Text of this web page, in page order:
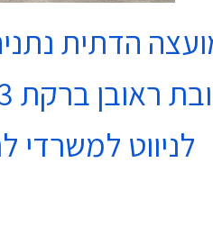
הדתית
ברקת 3 נתניה בקומה 4
לניווט למשרדי